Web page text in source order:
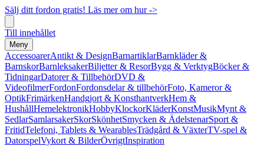
Sälj ditt fordon gratis! Läs mer om hur ->
Till innehållet
Meny
AccessoarerAntikt & DesignBarnartiklarBarnkläder &
BarnskorBarnleksakerBiljetter & ResorBygg & VerktygBöcker &
TidningarDatorer & TillbehörDVD &
VideofilmerFordonFordonsdelar & tillbehörFoto, Kameror &
OptikFrimärkenHandgjort & KonsthantverkHem &
HushållHemelektronikHobbyKlockorKläderKonstMusikMynt &
SedlarSamlarsakerSkorSkönhetSmycken & ÄdelstenarSport &
FritidTelefoni, Tablets & WearablesTrädgård & VäxterTV-spel &
DatorspelVykort & BilderÖvrigtInspiration